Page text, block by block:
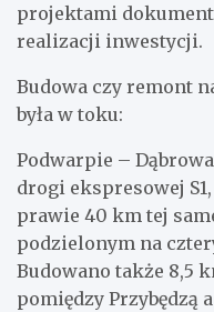
projektami
realizacji inwestycji.
Budowa czy remont
była w toku:
Podwarpie –
drogi ekspresowej
prawie 40 km tej
podzielonym na
Budowano także 8,5
pomiędzy Przybędzą